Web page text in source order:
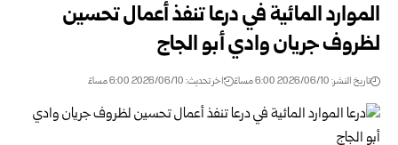
الموارد المائية في درعا تنفذ أعمال تحسين
لظروف جريان ‏وادي أبو الجاج‎ ‎
تاريخ النشر: 2026/06/10 6:00 مساءً اخر تحديث: 2026/06/10 6:00 مساءً